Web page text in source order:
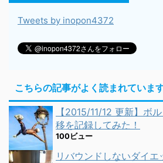
Tweets by inopon4372
こちらの記事がよく読まれていま
【2015/11/12 更新】ボ
移を記録してみた！
100ビュー
リバウンドしないダイエ